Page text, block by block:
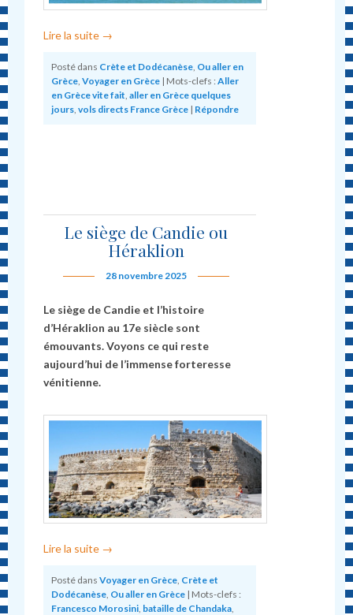
Lire la suite →
Posté dans Crète et Dodécanèse Ou aller en
Grèce ,Voyager en Grèce | Mots-clefs : Aller
en Grèce vite fait ,aller en Grèce quelques
jours ,vols directs France Grèce | Répondre
Le siège de Candie ou
Héraklion
28 novembre 2025
Le siège de Candie et l’histoire
d’Héraklion au 17e siècle sont
émouvants. Voyons ce qui reste
aujourd’hui de l’immense forteresse
vénitienne.
Lire la suite →
Posté dans Voyager en Grèce Crète et
Dodécanèse Ou aller en Grèce | Mots-clefs :
Francesco Morosini bataille de Chandaka